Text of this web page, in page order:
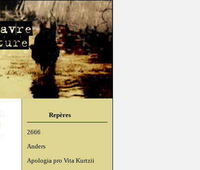
Repères
2666
Anders
Apologia pro Vita Kurtzii